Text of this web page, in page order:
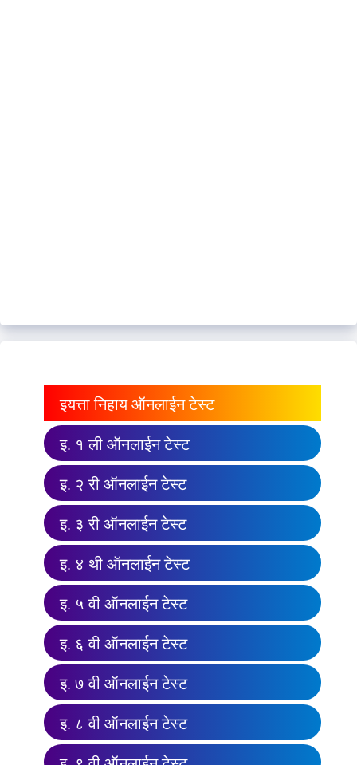
इयत्ता निहाय ऑनलाईन टेस्ट
इ. १ ली ऑनलाईन टेस्ट
इ. २ री ऑनलाईन टेस्ट
इ. ३ री ऑनलाईन टेस्ट
इ. ४ थी ऑनलाईन टेस्ट
इ. ५ वी ऑनलाईन टेस्ट
इ. ६ वी ऑनलाईन टेस्ट
इ. ७ वी ऑनलाईन टेस्ट
इ. ८ वी ऑनलाईन टेस्ट